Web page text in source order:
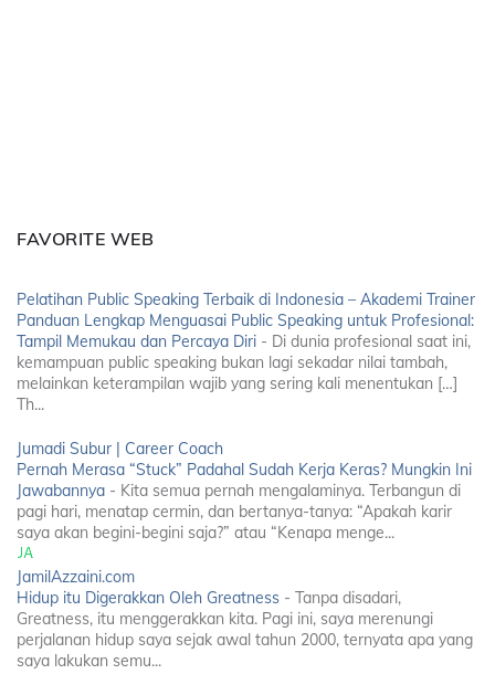
FAVORITE WEB
Pelatihan Public Speaking Terbaik di Indonesia – Akademi Trainer
Panduan Lengkap Menguasai Public Speaking untuk Profesional:
Tampil Memukau dan Percaya Diri - Di dunia profesional saat ini,
kemampuan public speaking bukan lagi sekadar nilai tambah,
melainkan keterampilan wajib yang sering kali menentukan […]
Th...
Jumadi Subur | Career Coach
Pernah Merasa “Stuck” Padahal Sudah Kerja Keras? Mungkin Ini
Jawabannya - Kita semua pernah mengalaminya. Terbangun di
pagi hari, menatap cermin, dan bertanya-tanya: “Apakah karir
saya akan begini-begini saja?” atau “Kenapa menge...
JamilAzzaini.com
Hidup itu Digerakkan Oleh Greatness - Tanpa disadari,
Greatness, itu menggerakkan kita. Pagi ini, saya merenungi
perjalanan hidup saya sejak awal tahun 2000, ternyata apa yang
saya lakukan semu...